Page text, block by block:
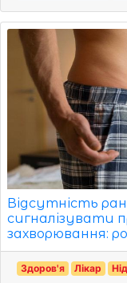
Відсутність
сигналізувати
захворювання:
Здоров'я Лікар